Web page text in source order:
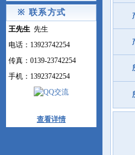
※ 联系方式
王先生 先生
电话：13923742254
传真：0139-23742254
手机：13923742254
查看详情